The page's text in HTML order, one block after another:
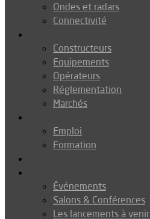
Ondes et radars
Connectivité
Constructeurs
Equipements
Opérateurs
Réglementation
Marchés
Emploi
Formation
Événements
Salons & Conférences
Les lancements à venir